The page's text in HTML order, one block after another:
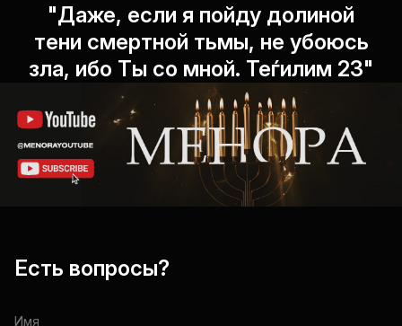
"Даже, если я пойду долиной
тени смертной тьмы, не убоюсь
зла, ибо Ты со мной. Теѓилим 23"
Есть вопросы?